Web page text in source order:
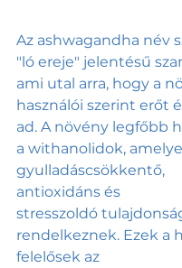
Az ashwagandha név
"ló ereje" jelentésű
ami utal arra, hogy a
használói szerint erőt
ad. A növény legfőbb
a withanolidok,
gyulladáscsökkentő,
antioxidáns és
stresszoldó
rendelkeznek. Ezek a
felelősek az